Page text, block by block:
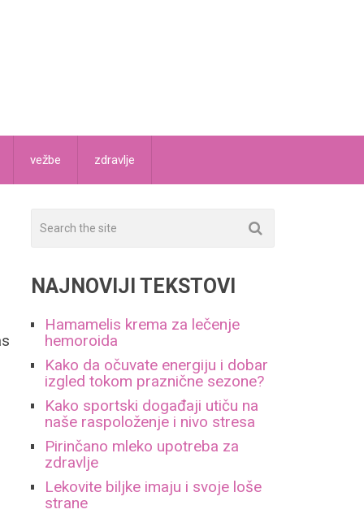
vežbe zdravlje
NAJNOVIJI TEKSTOVI
Hamamelis krema za lečenje
hemoroida
Kako da očuvate energiju i dobar
izgled tokom praznične sezone?
Kako sportski događaji utiču na
naše raspoloženje i nivo stresa
Pirinčano mleko upotreba za
zdravlje
Lekovite biljke imaju i svoje loše
strane